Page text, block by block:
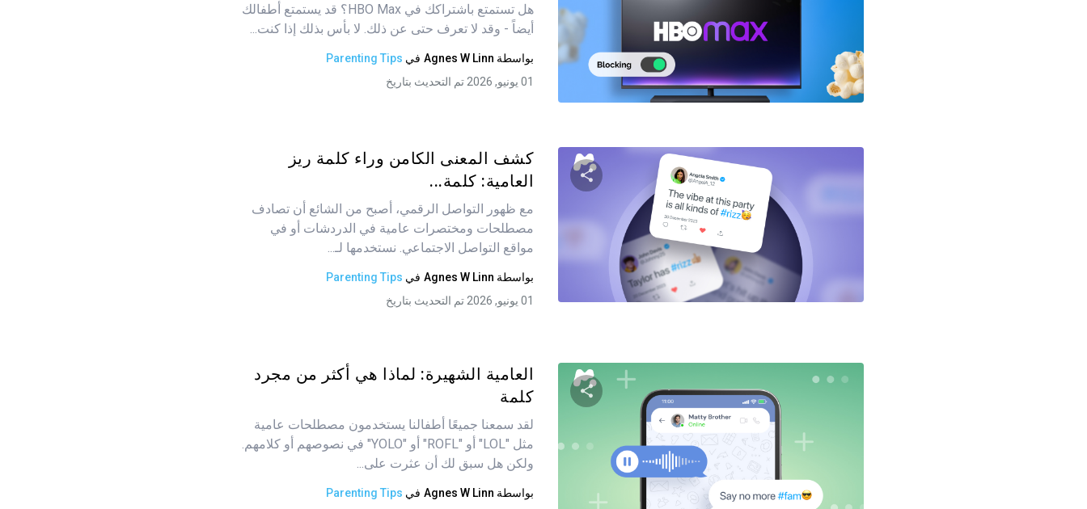
شارك هذه المقالة
فيسبوك نسخ الرابط
هل تستمتع باشتراكك في HBO Max؟ قد يستمتع أطفالك
أيضاً - وقد لا تعرف حتى عن ذلك. لا بأس بذلك إذا كنت...
بواسطة Agnes W Linn في Parenting Tips
01 يونيو, 2026 تم التحديث بتاريخ
شارك هذه المقالة
فيسبوك نسخ الرابط
كشف المعنى الكامن وراء كلمة ريز
العامية: كلمة...
مع ظهور التواصل الرقمي، أصبح من الشائع أن تصادف
مصطلحات ومختصرات عامية في الدردشات أو في
مواقع التواصل الاجتماعي. نستخدمها لـ...
بواسطة Agnes W Linn في Parenting Tips
01 يونيو, 2026 تم التحديث بتاريخ
شارك هذه المقالة
فيسبوك نسخ الرابط
العامية الشهيرة: لماذا هي أكثر من مجرد
كلمة
لقد سمعنا جميعًا أطفالنا يستخدمون مصطلحات عامية
مثل "LOL" أو "ROFL" أو "YOLO" في نصوصهم أو كلامهم.
ولكن هل سبق لك أن عثرت على...
بواسطة Agnes W Linn في Parenting Tips